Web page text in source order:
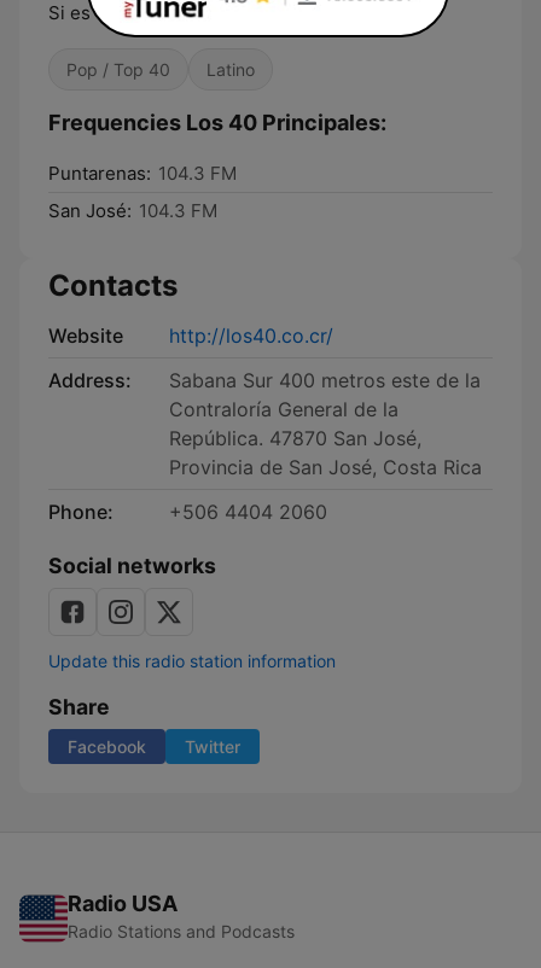
Si es tendencia, ¡es 40!
Pop / Top 40 Latino
Frequencies Los 40 Principales:
Puntarenas: 104.3 FM
San José: 104.3 FM
Contacts
Website
http://los40.co.cr/
Address:
Sabana Sur 400 metros este de la
Contraloría General de la
República. 47870 San José,
Provincia de San José, Costa Rica
Phone:
+506 4404 2060
Social networks
Update this radio station information
Share
Facebook Twitter
Radio USA
Radio Stations and Podcasts